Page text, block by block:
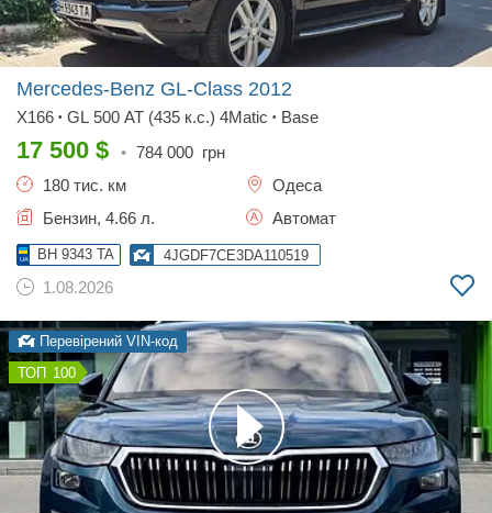
Mercedes-Benz GL-Class 2012
X166 • GL 500 AT (435 к.с.) 4Matic • Base
17 500 $ • 784 000 грн
180 тис. км
Одеса
Бензин, 4.66 л.
Автомат
BH 9343 TA 4JGDF7CE3DA110519
1.08.2026
Перевірений VIN-код
100